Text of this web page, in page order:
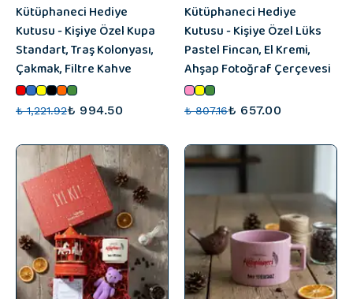
Kütüphaneci Hediye
Kutusu - Kişiye Özel Kupa
Standart, Traş Kolonyası,
Çakmak, Filtre Kahve
₺ 1,221.92₺ 994.50
Kütüphaneci Hediye
Kutusu - Kişiye Özel Lüks
Pastel Fincan, El Kremi,
Ahşap Fotoğraf Çerçevesi
₺ 807.16₺ 657.00